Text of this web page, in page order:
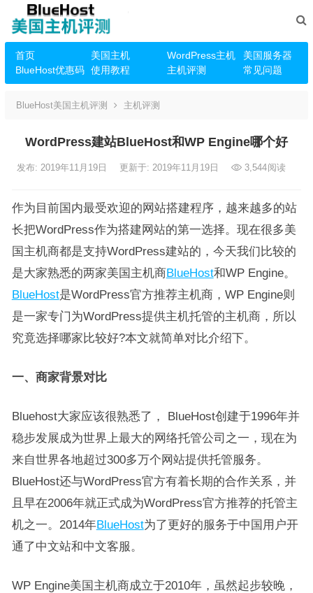
首页 美国主机 WordPress主机
美国服务器
BlueHost优惠码
使用教程 主机评测 常见问题
BlueHost美国主机评测 主机评测
WordPress建站BlueHost和WP Engine哪个好
发布: 2019年11月19日 更新于: 2019年11月19日 3,544阅读
作为目前国内最受欢迎的网站搭建程序，越来越多的站
长把WordPress作为搭建网站的第一选择。现在很多美
国主机商都是支持WordPress建站的，今天我们比较的
是大家熟悉的两家美国主机商BlueHost和WP Engine。
BlueHost是WordPress官方推荐主机商，WP Engine则
是一家专门为WordPress提供主机托管的主机商，所以
究竟选择哪家比较好?本文就简单对比介绍下。
一、商家背景对比
Bluehost大家应该很熟悉了， BlueHost创建于1996年并
稳步发展成为世界上最大的网络托管公司之一，现在为
来自世界各地超过300多万个网站提供托管服务。
BlueHost还与WordPress官方有着长期的合作关系，并
且早在2006年就正式成为WordPress官方推荐的托管主
机之一。2014年BlueHost为了更好的服务于中国用户开
通了中文站和中文客服。
WP Engine美国主机商成立于2010年，虽然起步较晚，